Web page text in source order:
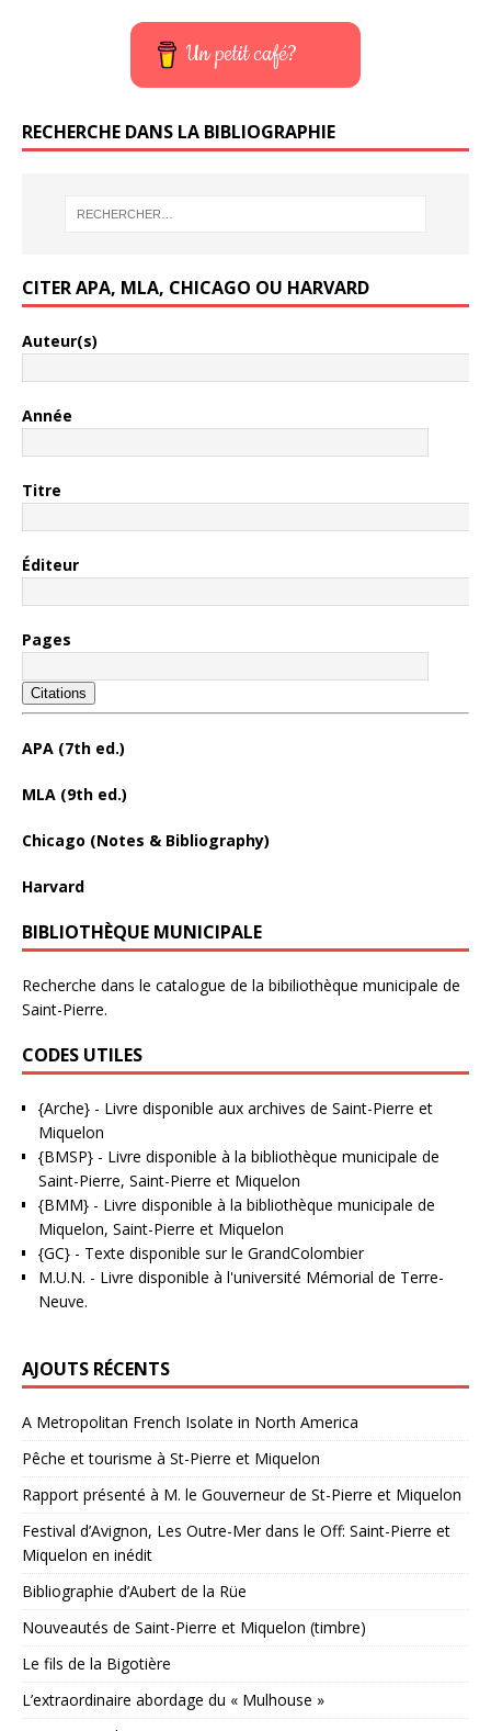
Un petit café?
RECHERCHE DANS LA BIBLIOGRAPHIE
CITER APA, MLA, CHICAGO OU HARVARD
Auteur(s)
Année
Titre
Éditeur
Pages
Citations
APA (7th ed.)
MLA (9th ed.)
Chicago (Notes & Bibliography)
Harvard
BIBLIOTHÈQUE MUNICIPALE
Recherche dans le catalogue de la bibiliothèque municipale de
Saint-Pierre.
CODES UTILES
{Arche} - Livre disponible aux archives de Saint-Pierre et
Miquelon
{BMSP} - Livre disponible à la bibliothèque municipale de
Saint-Pierre, Saint-Pierre et Miquelon
{BMM} - Livre disponible à la bibliothèque municipale de
Miquelon, Saint-Pierre et Miquelon
{GC} - Texte disponible sur le GrandColombier
M.U.N. - Livre disponible à l'université Mémorial de Terre-
Neuve.
AJOUTS RÉCENTS
A Metropolitan French Isolate in North America
Pêche et tourisme à St-Pierre et Miquelon
Rapport présenté à M. le Gouverneur de St-Pierre et Miquelon
Festival d’Avignon, Les Outre-Mer dans le Off: Saint-Pierre et
Miquelon en inédit
Bibliographie d’Aubert de la Rüe
Nouveautés de Saint-Pierre et Miquelon (timbre)
Le fils de la Bigotière
L’extraordinaire abordage du « Mulhouse »